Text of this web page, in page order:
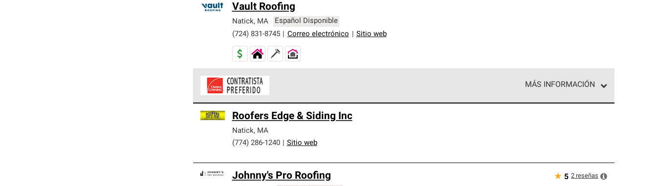
Vault Roofing
Natick, MA
Español Disponible
(724) 831-8745
Correo electrónico Sitio web
MÁS INFORMACIÓN
cumplen con altos estándares y requisitos estrictos de profesionalismo y confiabilidad.
Roofers Edge & Siding Inc
Natick, MA
(774) 286-1240
Sitio web
Johnny's Pro Roofing ★ 5 2 reseñas